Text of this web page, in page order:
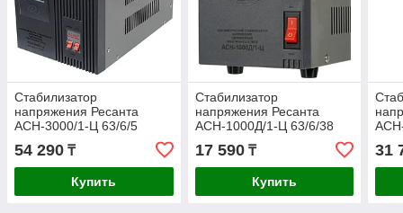
Стабилизатор
напряжения Ресанта
АСН-3000/1-Ц 63/6/5
54 290 ₸
Купить
Стабилизатор
напряжения Ресанта
АСН-1000Д/1-Ц 63/6/38
17 590₸
Купить
31